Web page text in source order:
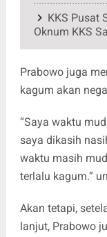
KKS Pusat
Oknum KKS
Prabowo juga
kagum akan
“Saya waktu
saya dikasih
waktu masih
terlalu kagum.”
Akan tetapi,
lanjut, Prabowo